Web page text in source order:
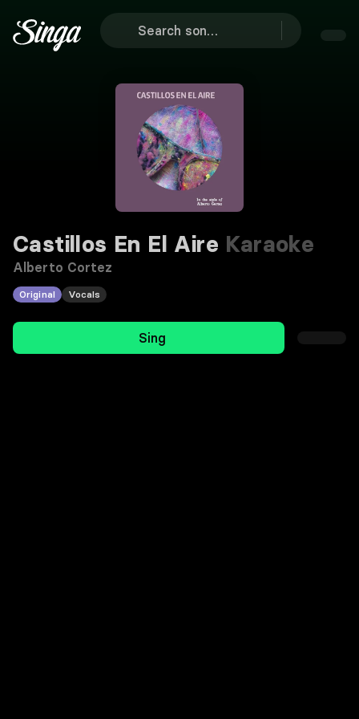
Castillos En El Aire Karaoke
Alberto Cortez
Original Vocals
Sing